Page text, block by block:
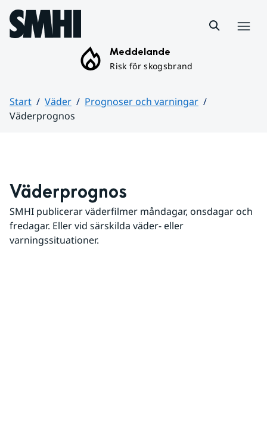
Hoppa till sidans innehåll
Meddelande
Risk för skogsbrand
Start Väder
Prognoser och varningar
Väderprognos
Väderprognos
SMHI publicerar väderfilmer måndagar, onsdagar och
fredagar. Eller vid särskilda väder- eller
varningssituationer.